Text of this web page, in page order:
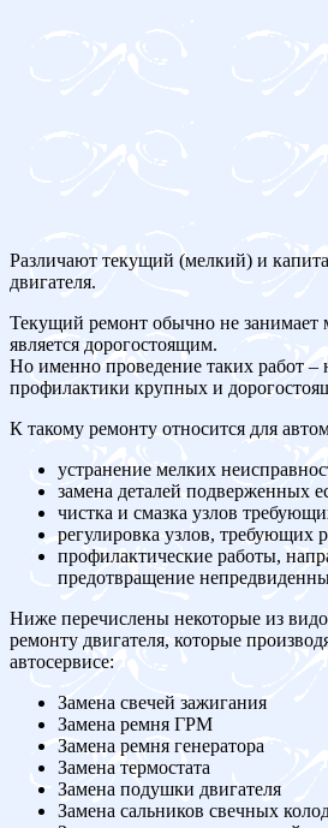
Различают текущий (мелкий) и
двигателя.
Текущий ремонт обычно не занимает
является дорогостоящим.
Но именно проведение таких работ –
профилактики крупных и
К такому ремонту относится для
устранение мелких
замена деталей подверженных
чистка и смазка узлов
регулировка узлов, требующих
профилактические работы,
предотвращение
Ниже перечислены некоторые из
ремонту двигателя, которые
автосервисе:
Замена свечей зажигания
Замена ремня ГРМ
Замена ремня генератора
Замена термостата
Замена подушки двигателя
Замена сальников свечных